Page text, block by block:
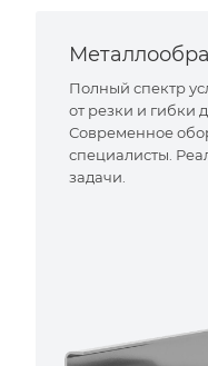
Полный спектр
от резки и гибки
Современное
специалисты.
задачи.